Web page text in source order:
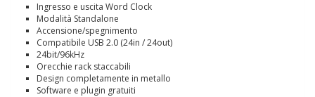
Ingresso e uscita Word Clock
Modalità Standalone
Accensione/spegnimento
Compatibile USB 2.0 (24in / 24out)
24bit/96kHz
Orecchie rack staccabili
Design completamente in metallo
Software e plugin gratuiti